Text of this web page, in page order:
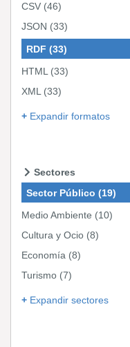
CSV (46)
JSON (33)
RDF (33)
HTML (33)
XML (33)
Expandir formatos
Sectores
Sector Público (19)
Medio Ambiente (10)
Cultura y Ocio (8)
Economía (8)
Turismo (7)
Expandir sectores